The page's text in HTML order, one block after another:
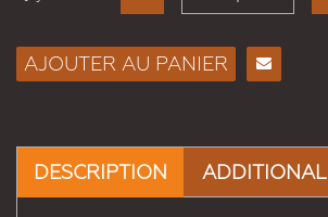
AJOUTER AU PANIER
DESCRIPTION ADDITIONAL